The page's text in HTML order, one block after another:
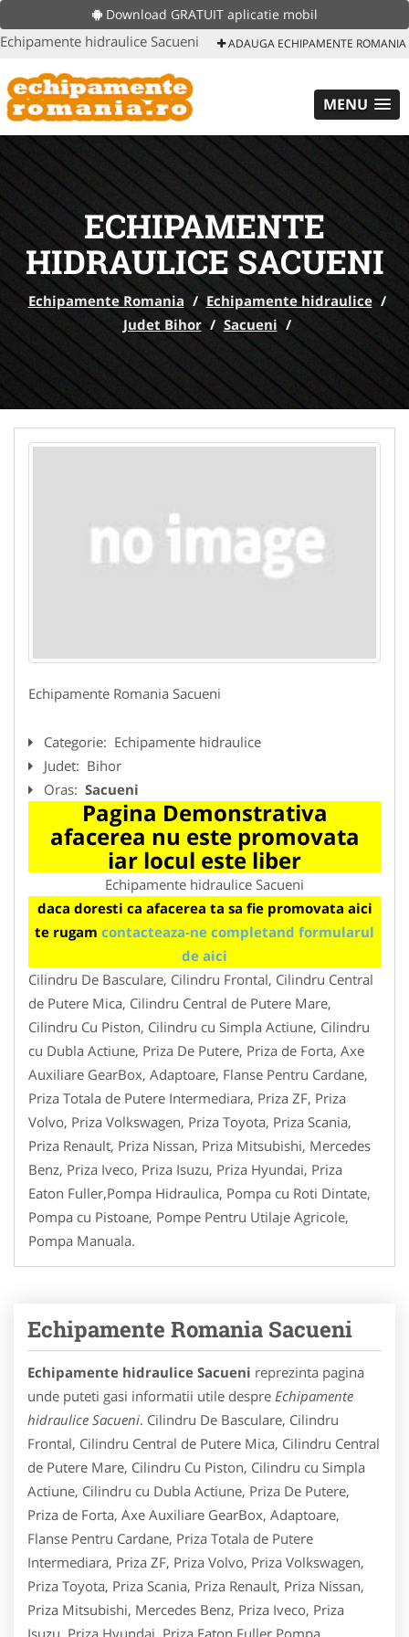
Download GRATUIT aplicatie mobil
Echipamente hidraulice Sacueni ADAUGA ECHIPAMENTE ROMANIA
MENU
ECHIPAMENTE
HIDRAULICE SACUENI
Echipamente Romania / Echipamente hidraulice /
Judet Bihor / Sacueni /
Echipamente Romania Sacueni
Categorie: Echipamente hidraulice
Judet: Bihor
Oras: Sacueni
Pagina Demonstrativa
afacerea nu este promovata
iar locul este liber
Echipamente hidraulice Sacueni
daca doresti ca afacerea ta sa fie promovata aici
te rugam contacteaza-ne completand formularul
de aici
Cilindru De Basculare, Cilindru Frontal, Cilindru Central
de Putere Mica, Cilindru Central de Putere Mare,
Cilindru Cu Piston, Cilindru cu Simpla Actiune, Cilindru
cu Dubla Actiune, Priza De Putere, Priza de Forta, Axe
Auxiliare GearBox, Adaptoare, Flanse Pentru Cardane,
Priza Totala de Putere Intermediara, Priza ZF, Priza
Volvo, Priza Volkswagen, Priza Toyota, Priza Scania,
Priza Renault, Priza Nissan, Priza Mitsubishi, Mercedes
Benz, Priza Iveco, Priza Isuzu, Priza Hyundai, Priza
Eaton Fuller,Pompa Hidraulica, Pompa cu Roti Dintate,
Pompa cu Pistoane, Pompe Pentru Utilaje Agricole,
Pompa Manuala.
Echipamente Romania Sacueni
Echipamente hidraulice Sacueni reprezinta pagina
unde puteti gasi informatii utile despre Echipamente
hidraulice Sacueni. Cilindru De Basculare, Cilindru
Frontal, Cilindru Central de Putere Mica, Cilindru Central
de Putere Mare, Cilindru Cu Piston, Cilindru cu Simpla
Actiune, Cilindru cu Dubla Actiune, Priza De Putere,
Priza de Forta, Axe Auxiliare GearBox, Adaptoare,
Flanse Pentru Cardane, Priza Totala de Putere
Intermediara, Priza ZF, Priza Volvo, Priza Volkswagen,
Priza Toyota, Priza Scania, Priza Renault, Priza Nissan,
Priza Mitsubishi, Mercedes Benz, Priza Iveco, Priza
Isuzu, Priza Hyundai, Priza Eaton Fuller,Pompa